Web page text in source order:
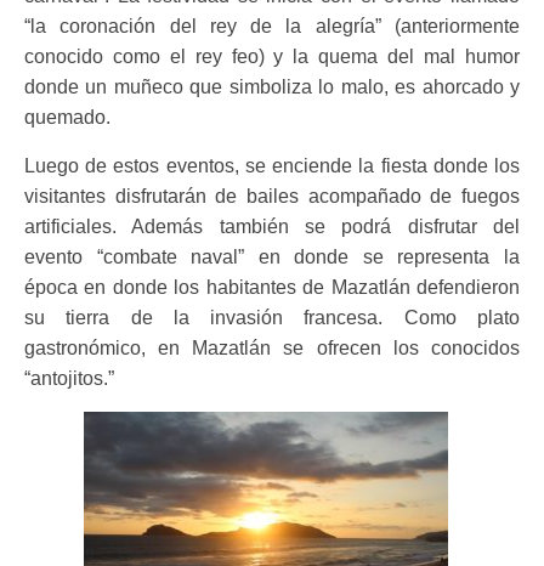
“la coronación del rey de la alegría” (anteriormente
conocido como el rey feo) y la quema del mal humor
donde un muñeco que simboliza lo malo, es ahorcado y
quemado.
Luego de estos eventos, se enciende la fiesta donde los
visitantes disfrutarán de bailes acompañado de fuegos
artificiales. Además también se podrá disfrutar del
evento “combate naval” en donde se representa la
época en donde los habitantes de Mazatlán defendieron
su tierra de la invasión francesa. Como plato
gastronómico, en Mazatlán se ofrecen los conocidos
“antojitos.”